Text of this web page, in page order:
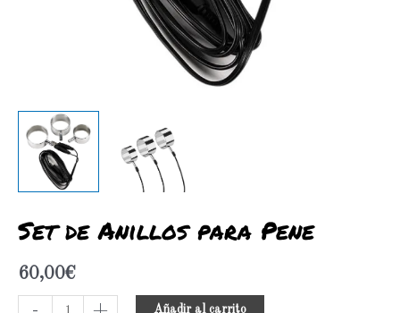
Set de Anillos para Pene
60,00€
Añadir al carrito